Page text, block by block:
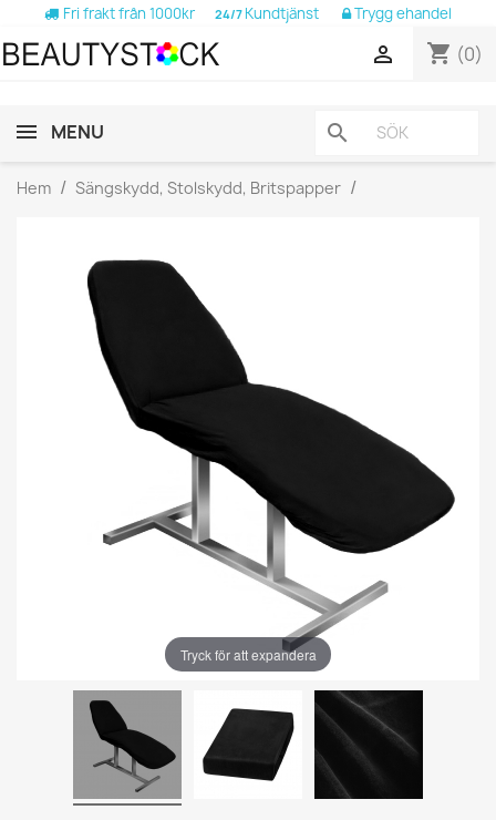
Fri frakt från 1000kr 24/7 Kundtjänst Trygg ehandel
shopping_cart (0)

MENU search
Hem Sängskydd, Stolskydd, Britspapper
Tryck för att expandera